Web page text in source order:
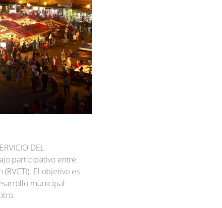
DEL
participativo entre
El objetivo es
municipal